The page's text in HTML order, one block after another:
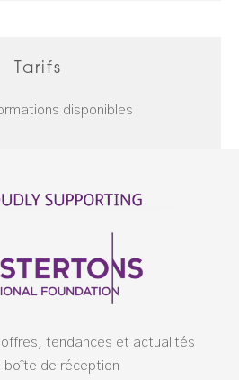
Tarifs
disponibles
offres, tendances et actualités
boîte de réception